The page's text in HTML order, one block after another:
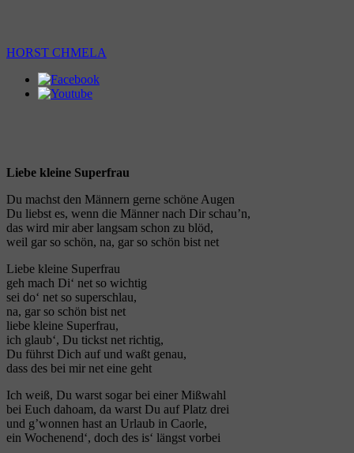
HORST CHMELA
Liebe kleine Superfrau
Du machst den Männern gerne schöne Augen
Du liebst es, wenn die Männer nach Dir schau’n,
das wird mir aber langsam schon zu blöd,
weil gar so schön, na, gar so schön bist net
Liebe kleine Superfrau
geh mach Di‘ net so wichtig
sei do‘ net so superschlau,
na, gar so schön bist net
liebe kleine Superfrau,
ich glaub‘, Du tickst net richtig,
Du führst Dich auf und waßt genau,
dass des bei mir net eine geht
Ich weiß, Du warst sogar bei einer Mißwahl
bei Euch dahoam, da warst Du auf Platz drei
und g’wonnen hast an Urlaub in Caorle,
ein Wochenend‘, doch des is‘ längst vorbei